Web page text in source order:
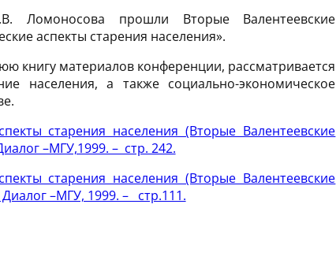
прошли Вторые Валентеевские
аспекты старения населения».
книгу материалов конференции, рассматривается
населения, а также социально-экономическое
старения населения (Вторые Валентеевские
–МГУ,1999. – стр. 242.
старения населения (Вторые Валентеевские
–МГУ, 1999. – стр.111.